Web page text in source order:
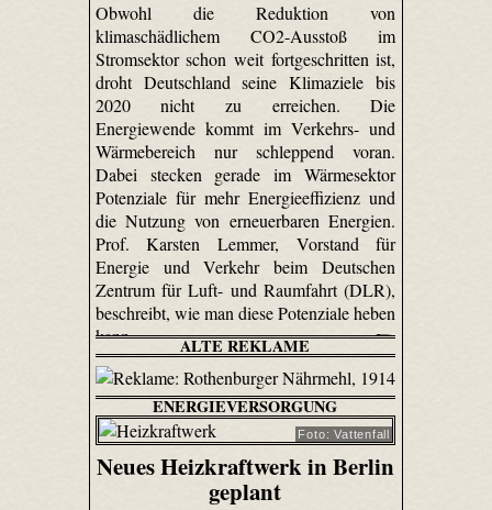
Obwohl die Reduktion von
klimaschädlichem CO2-Ausstoß im
Stromsektor schon weit fortgeschritten ist,
droht Deutschland seine Klimaziele bis
2020 nicht zu erreichen. Die
Energiewende kommt im Verkehrs- und
Wärmebereich nur schleppend voran.
Dabei stecken gerade im Wärmesektor
Potenziale für mehr Energieeffizienz und
die Nutzung von erneuerbaren Energien.
Prof. Karsten Lemmer, Vorstand für
Energie und Verkehr beim Deutschen
Zentrum für Luft- und Raumfahrt (DLR),
beschreibt, wie man diese Potenziale heben
kann.
ALTE REKLAME
ENERGIEVERSORGUNG
Foto: Vattenfall
Neues Heizkraftwerk in Berlin
geplant